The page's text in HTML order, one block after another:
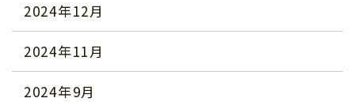
2024年12月
2024年11月
2024年9月